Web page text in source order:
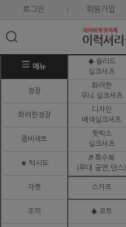
로그인 회원가입
메뉴
♠ 솔리드
실크셔츠
정장
화려한
무늬 실크셔츠
화려한정장
디자인
배색실크셔츠
콤비세트
핫픽스
실크셔츠
★ 턱시도
♬ 특수복
(무대.공연,댄스)
자켓 스카프
조끼 ♠ 코트